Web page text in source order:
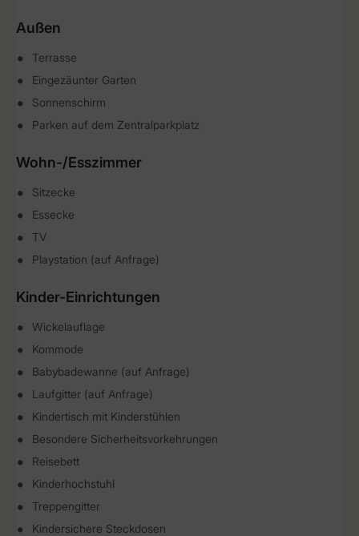
Außen
Terrasse
Eingezäunter Garten
Sonnenschirm
Parken auf dem Zentralparkplatz
Wohn-/Esszimmer
Sitzecke
Essecke
TV
Playstation (auf Anfrage)
Kinder-Einrichtungen
Wickelauflage
Kommode
Babybadewanne (auf Anfrage)
Laufgitter (auf Anfrage)
Kindertisch mit Kinderstühlen
Besondere Sicherheitsvorkehrungen
Reisebett
Kinderhochstuhl
Treppengitter
Kindersichere Steckdosen